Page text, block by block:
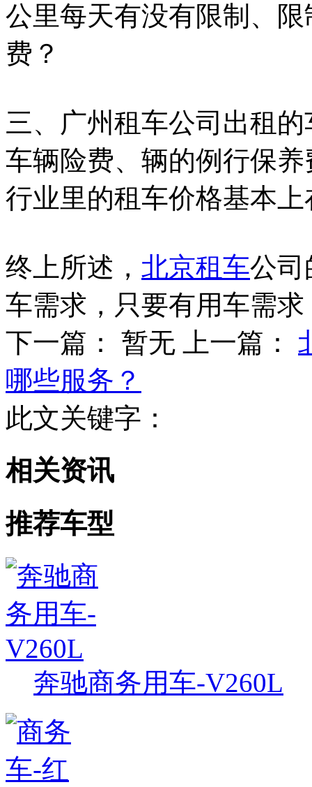
公里每天有没有限制、
费？
三、广州租车公司出租
车辆险费、辆的例行保
行业里的租车价格基本
终上所述， 北京租车公司
车需求，只要有用车需求
下一篇： 暂无
上一篇：
哪些服务？
此文关键字：
相关资讯
推荐车型
奔驰商务用车-V260L